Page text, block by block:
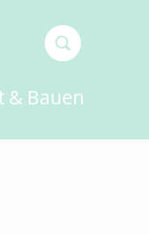
& Bauen
more
for